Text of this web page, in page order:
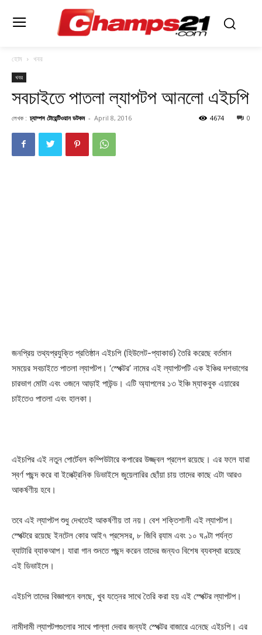
হোম খবর
খবর
সবচাইতে পাতলা ল্যাপটপ আনলো এইচপি
লেখক : চ্যাম্পস টোয়েন্টিওয়ান ডটকম - April 8, 2016 0
4674
জনপ্রিয় তথ্যপ্রযুক্তি প্রতিষ্ঠান এইচপি (হিউলেট-প্যাকার্ড) তৈরি করেছে বর্তমান
সময়ের সবচাইতে পাতলা ল্যাপটপ। ‘স্পেক্টর’ নামের এই ল্যাপটপটি এক ইঞ্চির দশভাগের
চারভাগ মোটা এবং ওজনে আড়াই পাউন্ড। এটি অ্যাপলের ১৩ ইঞ্চি ম্যাকবুক এয়ারের
চাইতেও পাতলা এবং হালকা।
এইচপির এই নতুন পোর্টেবল কম্পিউটারে কপারের উজ্জ্বল প্রলেপ রয়েছে। এর ফলে যারা
স্বর্ণ পছন্দ করে বা ইলেক্ট্রনিক ডিভাইসে জুয়েলারির ছোঁয়া চায় তাদের কাছে এটা আরও
আকর্ষণীয় হবে।
তবে এই ল্যাপটপ শুধু দেখতেই আকর্ষণীয় তা নয়। বেশ শক্তিশালী এই ল্যাপটপ।
স্পেক্টরে রয়েছে ইনটেল কোর আই৭ প্রসেসর, ৮ জিবি র‍্যাম এবং ১০ ঘণ্টা পর্যন্ত
ব্যাটারি ব্যাকআপ। যারা গান শুনতে পছন্দ করেন তাদের জন্যও বিশেষ ব্যবস্থা রয়েছে
এই ডিভাইসে।
এইচপি তাদের বিজ্ঞাপনে বলছে, খুব যত্নের সাথে তৈরি করা হয় এই স্পেক্টর ল্যাপটপ।
নামীদামী ল্যাপটপগুলোর সাথে পাল্লা দেবার জন্যই স্পেক্টর বাজারে এনেছে এইচপি। এর